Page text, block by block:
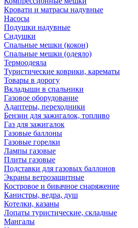
Кровати и матрасы надувные
Насосы
Подушки надувные
Сидушки
Спальные мешки (кокон)
Спальные мешки (одеяло)
Термоодеяла
Туристические коврики, карематы
Товары в дорогу
Вкладыши в спальники
Газовое оборудование
Адаптеры, переходники
Бензин для зажигалок, топливо
Газ для зажигалок
Газовые баллоны
Газовые горелки
Лампы газовые
Плиты газовые
Подставки для газовых баллонов
Экраны ветрозащитные
Костровое и бивачное снаряжение
Канистры, ведра, душ
Котелки, казаны
Лопаты туристические, складные
Мангалы